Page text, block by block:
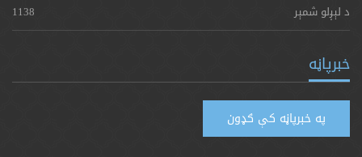
د لېږلو شمېر
1138
خبرپاڼه
په خبرپاڼه کې ګډون